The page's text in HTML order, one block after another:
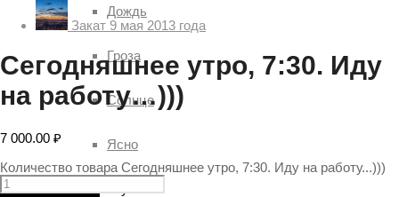
Дождь
Гроза
Солнце
Ясно
Время суток
Закат 9 мая 2013 года
Сегодняшнее утро, 7:30. Иду
на работу…)))
7 000.00 ₽
Количество товара Сегодняшнее утро, 7:30. Иду на работу...)))